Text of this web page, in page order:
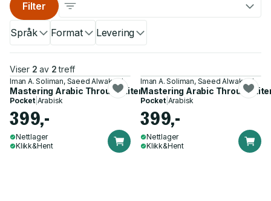
Språk Format Levering
Filter
Viser 2 av 2 treff
Iman A. Soliman, Saeed Alwakeel
Mastering Arabic Through Literature
Pocket| Arabisk
399,-
Nettlager
Klikk&Hent
Iman A. Soliman, Saeed Alwakeel
Mastering Arabic Through
Pocket| Arabisk
399,-
Nettlager
Klikk&Hent